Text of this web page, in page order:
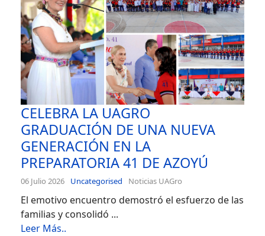
CELEBRA LA UAGRO
GRADUACIÓN DE UNA NUEVA
GENERACIÓN EN LA
PREPARATORIA 41 DE AZOYÚ
06 Julio 2026 Uncategorised Noticias UAGro
El emotivo encuentro demostró el esfuerzo de las
familias y consolidó ...
Leer Más..